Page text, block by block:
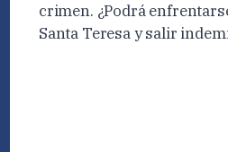
crimen. ¿Podrá
Santa Teresa y salir